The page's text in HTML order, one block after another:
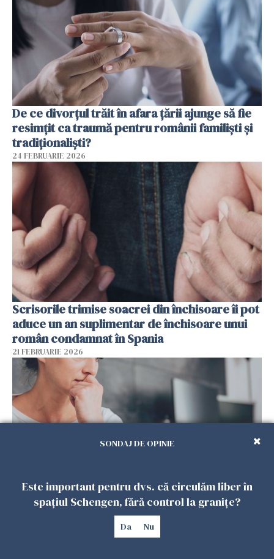
De ce divorțul trăit în afara țării ajunge să fie
resimțit ca traumă pentru românii familiști și
tradiționaliști?
24 FEBRUARIE 2026
Scrisorile trimise soacrei din închisoare îi pot
aduce un an suplimentar de închisoare unui
român condamnat în Spania
21 FEBRUARIE 2026
De ce ajunge tristețea negată la mulți români
care muncesc în diaspora, chiar când viața
pare mai stabilă financiar?
SONDAJ DE OPINIE
Este important pentru dvs. că circulăm liber în
spațiul Schengen, fără control la granițe?
Da Nu